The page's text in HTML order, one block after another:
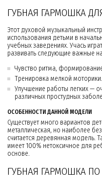
ГУБНАЯ ГАРМОШКА
Этот духовой музыкальный
использования детьми в
учебных заведениях. Учась
развивать следующие важные
Чувство ритма,
Тренировка мелкой моторики.
Улучшение работы легких —
различных простудных
ОСОБЕННОСТИ ДАННОЙ МОДЕЛИ
Существует много вариантов
металлическая, но наиболее
считается деревянная модель.
имеет 100% нетоксичное для
основе.
ГУБНАЯ ГАРМОШКА